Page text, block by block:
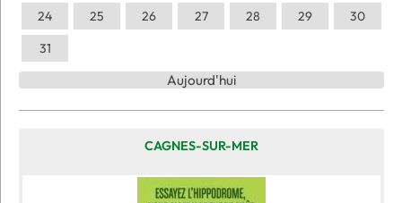
24
25 26 27 28 29
30
31
Aujourd'hui
CAGNES-SUR-MER